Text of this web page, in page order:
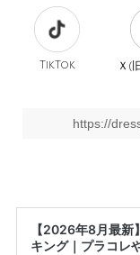
TikTok Ｘ(旧
https://
【2026年8月最新
キング｜プラコレ